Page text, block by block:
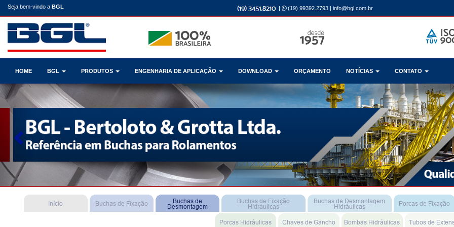
Seja bem-vindo a BGL | (19) 99392.2793 | info@bgl.com.br
HOME BGL PRODUTOS ENGENHARIA DE APLICAÇÃO DOWNLOAD ORÇAMENTO NOTÍCIAS CONTATO
Previous